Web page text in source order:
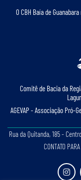
O CBH Baía de
Comitê de Bacia da
AGEVAP - Associação Pró-
Rua da Quitanda, 185 -
CONTATO